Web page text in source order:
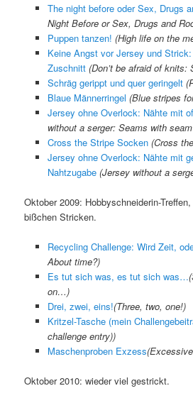
The night before oder Sex, Drugs
Night Before or Sex, Drugs and
Puppen tanzen! (High life on the
Keine Angst vor Jersey und
Zuschnitt (Don’t be afraid of knits:
Schräg gerippt und quer geringelt
Blaue Männerringel (Blue stripes
Jersey ohne Overlock: Nähte mit
without a serger: Seams with
Cross the Stripe Socken (Cross
Jersey ohne Overlock: Nähte mit
Nahtzugabe (Jersey without a
Oktober 2009: Hobbyschneiderin-
bißchen Stricken.
Recycling Challenge: Wird Zeit,
About time?)
Es tut sich was, es tut sich was…(
on…)
Drei, zwei, eins!(Three, two, one!)
Kritzel-Tasche (mein
challenge entry))
Maschenproben Exzess(
Oktober 2010: wieder viel gestrickt.